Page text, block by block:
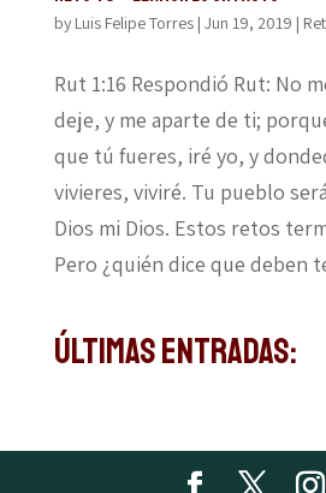
by Luis Felipe Torres| Jun 19, 2019 |
Rut 1:16 Respondió Rut: No
deje, y me aparte de ti;
que tú fueres, iré yo, y
vivieres, viviré. Tu pueblo
Dios mi Dios. Estos retos
Pero ¿quién dice que deben
Últimas Entradas: